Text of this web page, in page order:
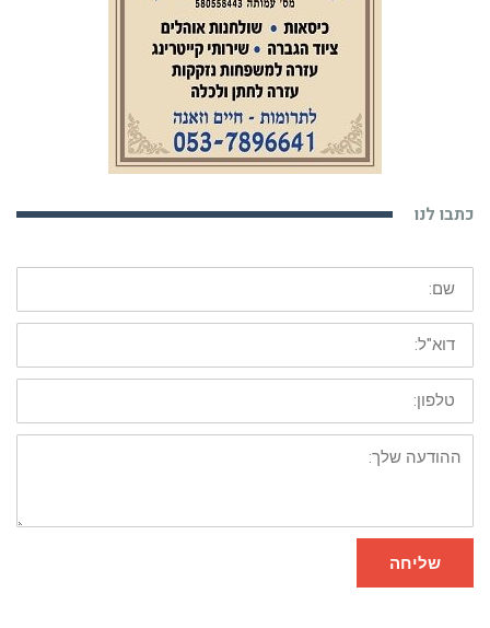
כתבו לנו
שם:
דוא"ל:
טלפון:
ההודעה
שלך:
שליחה